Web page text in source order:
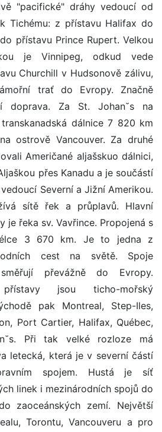
"pacifické" dráhy vedoucí od
Tichému: z přístavu Halifax do
přístavu Prince Rupert. Velkou
je Vinnipeg, odkud vede
Churchill v Hudsonově zálivu,
trať do Evropy. Značně
doprava. Za St. Johan˘s na
dálnice 7 820 km
ostrově Vancouver. Za druhé
Američané aljašskuo dálnici,
přes Kanadu a je součástí
Severní a Jižní Amerikou.
sítě řek a průplavů. Hlavní
je řeka sv. Vavřince. Propojená s
3 670 km. Je to jedna z
cest na světě. Spoje
převážně do Evropy.
přístavy jsou ticho-mořský
pak Montreal, Step-Iles,
Port Cartier, Halifax, Québec,
Při tak velké rozloze má
letecká, která je v severní částí
spojem. Hustá je síť
linek i mezinárodních spojů do
zaoceánských zemí. Největší
Torontu, Vancouveru a pro